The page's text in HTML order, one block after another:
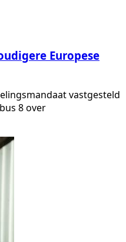
Europese
vastgesteld
8 over